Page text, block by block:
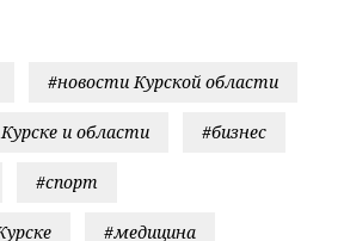
#новости Курской области
и области #бизнес
#спорт
#медицина